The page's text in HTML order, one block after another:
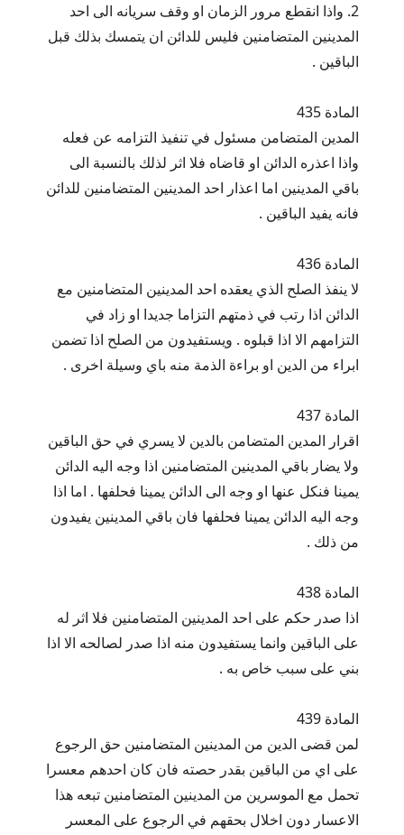
2. واذا انقطع مرور الزمان او وقف سريانه الى احد
المدينين المتضامنين فليس للدائن ان يتمسك بذلك قبل
الباقين .
المادة 435
المدين المتضامن مسئول في تنفيذ التزامه عن فعله
واذا اعذره الدائن او قاضاه فلا اثر لذلك بالنسبة الى
باقي المدينين اما اعذار احد المدينين المتضامنين للدائن
فانه يفيد الباقين .
المادة 436
لا ينفذ الصلح الذي يعقده احد المدينين المتضامنين مع
الدائن اذا رتب في ذمتهم التزاما جديدا او زاد في
التزامهم الا اذا قبلوه . ويستفيدون من الصلح اذا تضمن
ابراء من الدين او براءة الذمة منه باي وسيلة اخرى .
المادة 437
اقرار المدين المتضامن بالدين لا يسري في حق الباقين
ولا يضار باقي المدينين المتضامنين اذا وجه اليه الدائن
يمينا فنكل عنها او وجه الى الدائن يمينا فحلفها . اما اذا
وجه اليه الدائن يمينا فحلفها فان باقي المدينين يفيدون
من ذلك .
المادة 438
اذا صدر حكم على احد المدينين المتضامنين فلا اثر له
على الباقين وانما يستفيدون منه اذا صدر لصالحه الا اذا
بني على سبب خاص به .
المادة 439
لمن قضى الدين من المدينين المتضامنين حق الرجوع
على اي من الباقين بقدر حصته فان كان احدهم معسرا
تحمل مع الموسرين من المدينين المتضامنين تبعه هذا
الاعسار دون اخلال بحقهم في الرجوع على المعسر